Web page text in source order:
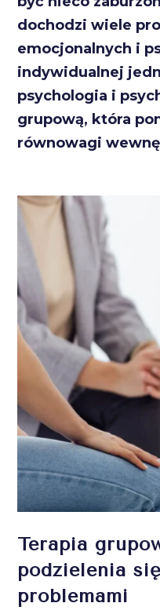
dochodzi wiele
emocjonalnych i
indywidualnej
psychologia i
grupową, która
równowagi
Terapia
podzielenia
problemami